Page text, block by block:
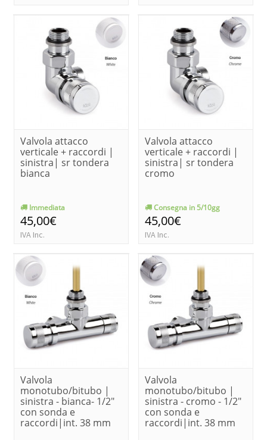
Valvola attacco
verticale + raccordi |
sinistra| sr tondera
bianca
Immediata
45,00€
IVA Inc.
Valvola attacco
verticale + raccordi |
sinistra| sr tondera
cromo
Consegna in 5/10gg
45,00€
IVA Inc.
Valvola
monotubo/bitubo |
sinistra - bianca- 1/2"
con sonda e
raccordi|int. 38 mm
Valvola
monotubo/bitubo |
sinistra - cromo - 1/2"
con sonda e
raccordi|int. 38 mm